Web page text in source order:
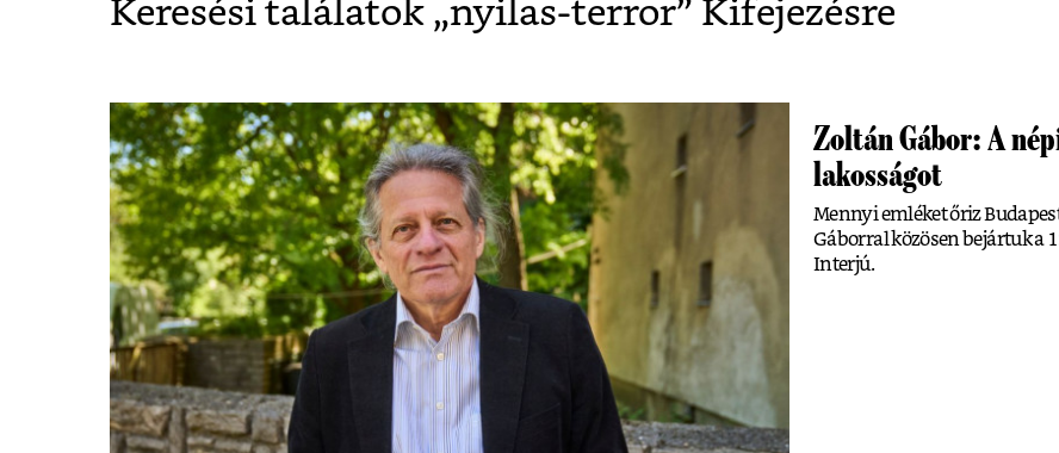
Keresési találatok „nyilas-terror” Kifejezésre
Zoltán Gábor: A
lakosságot
Mennyi emléket őriz
Gáborral közösen bejártuk a
Interjú.